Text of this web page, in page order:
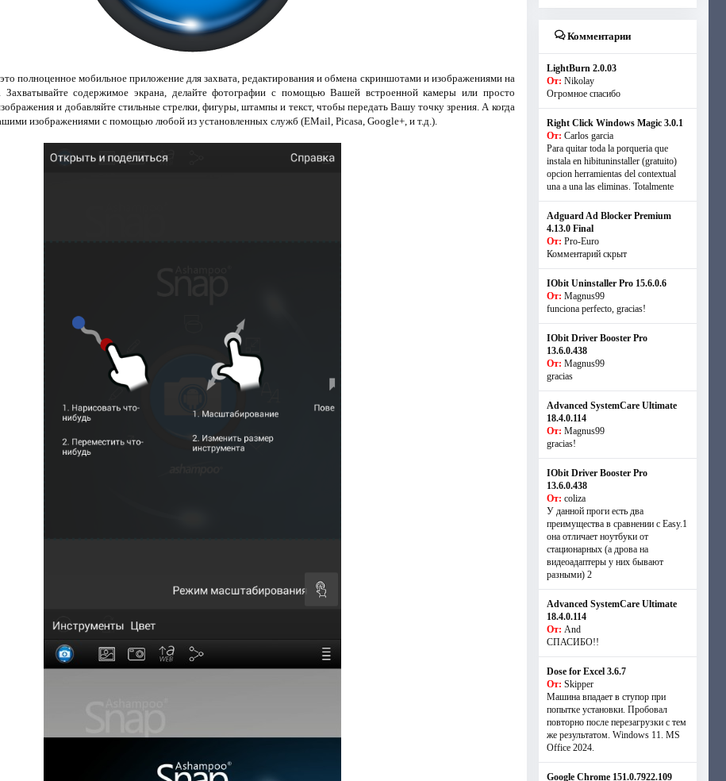
это полноценное мобильное приложение для захвата, редактирования и обмена скриншотами и изображениями на
содержимое экрана, делайте фотографии с помощью Вашей встроенной камеры или просто
и добавляйте стильные стрелки, фигуры, штампы и текст, чтобы передать Вашу точку зрения. А когда
изображениями с помощью любой из установленных служб (EMail, Picasa, Google+, и т.д.).
Комментарии
LightBurn 2.0.03
От: Nikolay
Огромное спасибо
Right Click Windows Magic 3.0.1
От: Carlos garcia
Para quitar toda la porqueria que
instala en hibituninstaller (gratuito)
opcion herramientas del contextual
una a una las eliminas. Totalmente
Adguard Ad Blocker Premium
4.13.0 Final
От: Pro-Euro
Комментарий скрыт
IObit Uninstaller Pro 15.6.0.6
От: Magnus99
funciona perfecto, gracias!
IObit Driver Booster Pro
13.6.0.438
От: Magnus99
gracias
Advanced SystemCare Ultimate
18.4.0.114
От: Magnus99
gracias!
IObit Driver Booster Pro
13.6.0.438
От: coliza
У данной проги есть два
преимущества в сравнении с Easy.1
она отличает ноутбуки от
стационарных (а дрова на
видеоадаптеры у них бывают
разными) 2
Advanced SystemCare Ultimate
18.4.0.114
От: And
СПАСИБО!!
Dose for Excel 3.6.7
От: Skipper
Машина впадает в ступор при
попытке установки. Пробовал
повторно после перезагрузки с тем
же результатом. Windows 11. MS
Offiсe 2024.
Google Chrome 151.0.7922.109